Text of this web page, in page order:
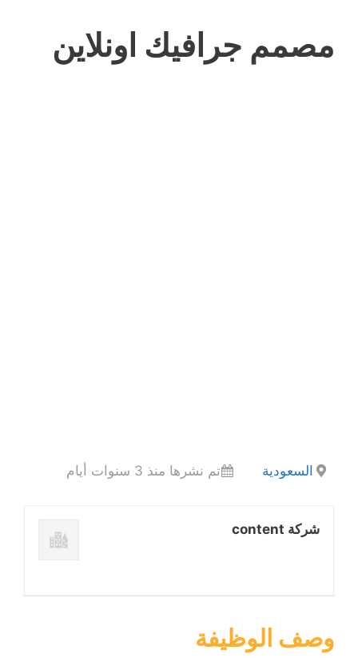
مصمم جرافيك اونلاين
السعودية تم نشرها منذ 3 سنوات أيام
شركة content
وصف الوظيفة